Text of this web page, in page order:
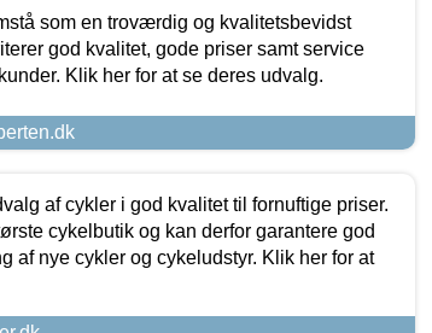
som en troværdig og kvalitetsbevidst
god kvalitet, gode priser samt service
Klik her for at se deres udvalg.
af cykler i god kvalitet til fornuftige priser.
cykelbutik og kan derfor garantere god
af nye cykler og cykeludstyr. Klik her for at